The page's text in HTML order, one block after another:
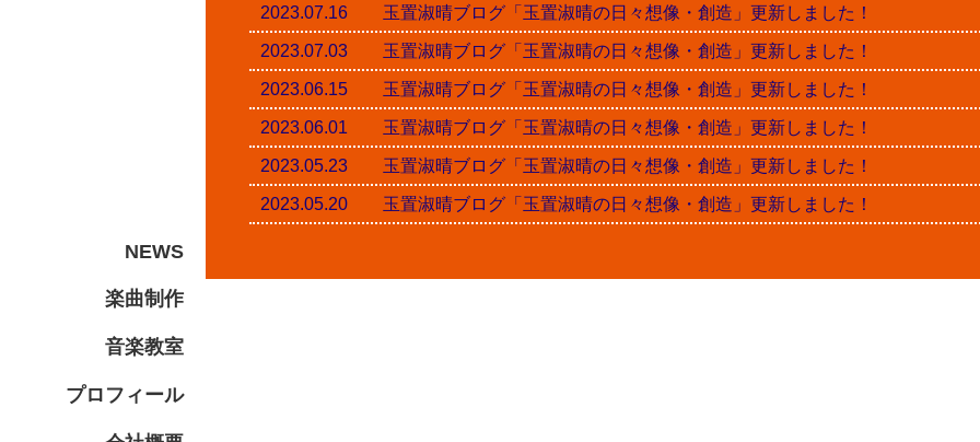
NEWS
楽曲制作
音楽教室
プロフィール
2023.07.16 玉置淑晴ブログ「玉置淑晴の日々想像・創造」更新しました！
2023.07.03 玉置淑晴ブログ「玉置淑晴の日々想像・創造」更新しました！
2023.06.15 玉置淑晴ブログ「玉置淑晴の日々想像・創造」更新しました！
2023.06.01 玉置淑晴ブログ「玉置淑晴の日々想像・創造」更新しました！
2023.05.23 玉置淑晴ブログ「玉置淑晴の日々想像・創造」更新しました！
2023.05.20 玉置淑晴ブログ「玉置淑晴の日々想像・創造」更新しました！